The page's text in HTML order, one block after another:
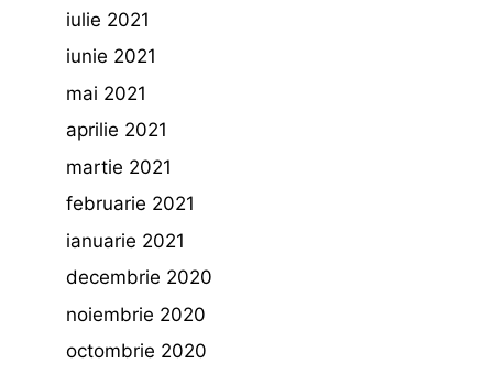
iulie 2021
iunie 2021
mai 2021
aprilie 2021
martie 2021
februarie 2021
ianuarie 2021
decembrie 2020
noiembrie 2020
octombrie 2020